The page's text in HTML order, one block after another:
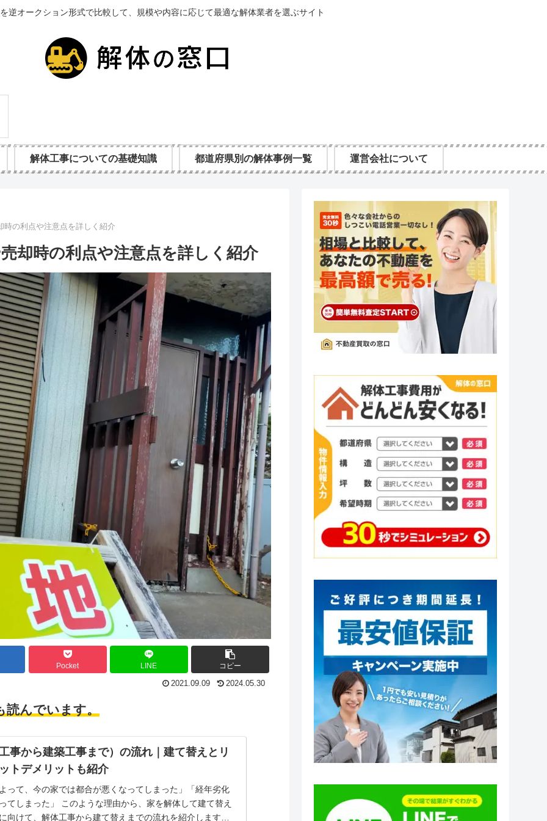
逆オークション形式で比較して、規模や内容に応じて最適な解体業者を選ぶサイト
解体工事についての基礎知識 都道府県別の解体事例一覧 運営会社について
時の利点や注意点を詳しく紹介
却時の利点や注意点を詳しく紹介
Pocket LINE コピー
2021.09.09 2024.05.30
んでいます。
事から建築工事まで）の流れ｜建て替えとリ
トデメリットも紹介
って、今の家では都合が悪くなってしまった」「経年劣化
てしまった」 このような理由から、家を解体して建て替え
向けて、解体工事から建て替えまでの流れを紹介します。